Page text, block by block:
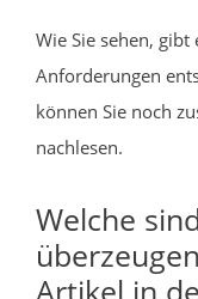
Wie Sie sehen,
Anforderungen
können Sie noch
nachlesen.
Welche
Artikel in